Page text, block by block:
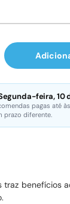
a
feira, 10
pagas até
prazo diferente.
traz benefícios